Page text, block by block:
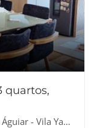
quartos,
Yara, Osasco-SP